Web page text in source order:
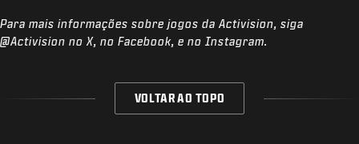
Para mais informações sobre jogos da Activision, siga
@Activision no X, no Facebook, e no Instagram.
VOLTAR AO TOPO